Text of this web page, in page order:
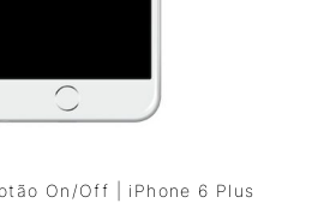
On/Off | iPhone 6 Plus